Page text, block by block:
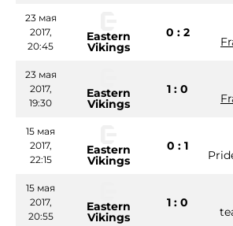
23 мая
2017,
20:45
Eastern
Vikings
0 : 2
23 мая
2017,
19:30
Eastern
Vikings
1 : 0
15 мая
2017,
22:15
Eastern
Vikings
0 : 1
15 мая
2017,
20:55
Eastern
Vikings
1 : 0